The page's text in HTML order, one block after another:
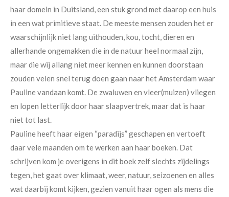
haar domein in Duitsland, een stuk grond met daarop een huis
in een wat primitieve staat. De meeste mensen zouden het er
waarschijnlijk niet lang uithouden, kou, tocht, dieren en
allerhande ongemakken die in de natuur heel normaal zijn,
maar die wij allang niet meer kennen en kunnen doorstaan
zouden velen snel terug doen gaan naar het Amsterdam waar
Pauline vandaan komt. De zwaluwen en vleer(muizen) vliegen
en lopen letterlijk door haar slaapvertrek, maar dat is haar
niet tot last.
Pauline heeft haar eigen “paradijs” geschapen en vertoeft
daar vele maanden om te werken aan haar boeken. Dat
schrijven kom je overigens in dit boek zelf slechts zijdelings
tegen, het gaat over klimaat, weer, natuur, seizoenen en alles
wat daarbij komt kijken, gezien vanuit haar ogen als mens die